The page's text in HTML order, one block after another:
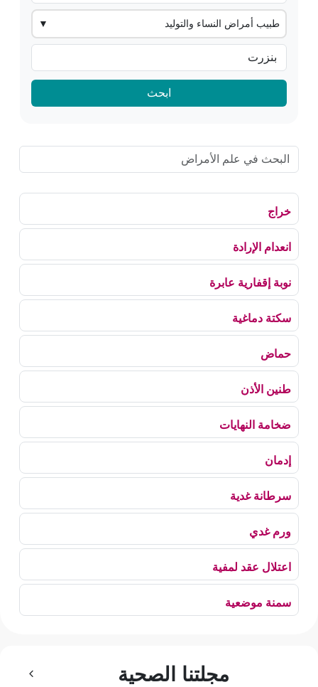
طبيب أمراض النساء والتوليد
ابحث
خراج
انعدام الإرادة
نوبة إقفارية عابرة
سكتة دماغية
حماض
طنين الأذن
ضخامة النهايات
إدمان
سرطانة غدية
ورم غدي
اعتلال عقد لمفية
سمنة موضعية
مجلتنا الصحية